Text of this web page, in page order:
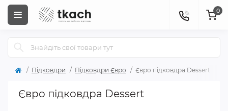
0
Підковдри Підковдри Євро Євро підковдра Dessert
Євро підковдра Dessert